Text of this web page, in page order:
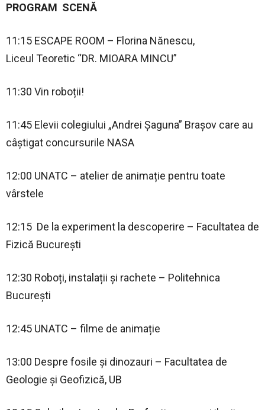
PROGRAM SCENĂ
11:15 ESCAPE ROOM – Florina Nănescu,
Liceul Teoretic “DR. MIOARA MINCU”
11:30 Vin roboții!
11:45 Elevii colegiului „Andrei Șaguna” Brașov care au
câștigat concursurile NASA
12:00 UNATC – atelier de animație pentru toate
vârstele
12:15 De la experiment la descoperire – Facultatea de
Fizică București
12:30 Roboți, instalații și rachete – Politehnica
București
12:45 UNATC – filme de animație
13:00 Despre fosile și dinozauri – Facultatea de
Geologie şi Geofizică, UB